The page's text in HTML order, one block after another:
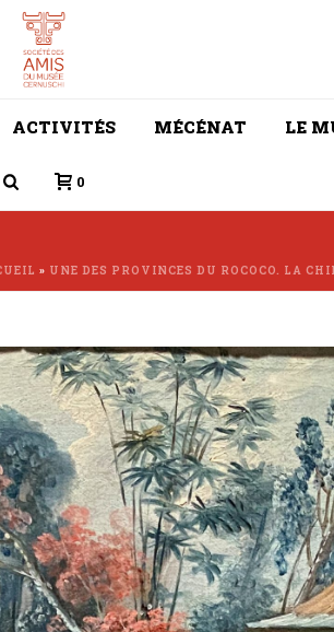
ACTIVITÉS MÉCÉNAT LE
0
» UNE DES PROVINCES DU ROCOCO. LA